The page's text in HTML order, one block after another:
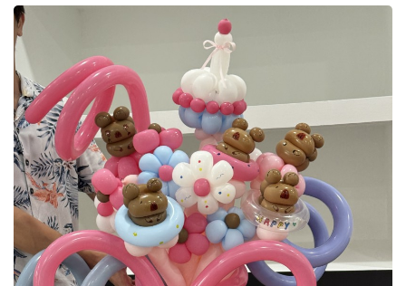
永生花系列
氦气气球
其他
花材零售